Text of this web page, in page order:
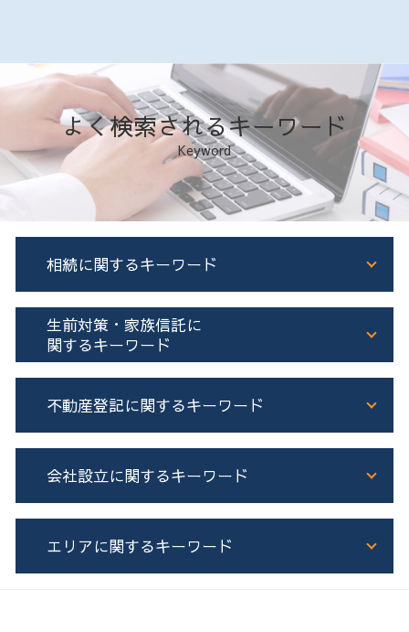
よく検索されるキーワード
Keyword
相続に関するキーワード
相続 司法書士
相続 不動産 名義変更
相続人申告登記 必要書類
遺言書 執行者
不動産 共有名義 相続
株式 相続 名義変更
遺産分割協議証明書 一人が相続
相続 流れ
相続登記 必要書類
司法書士 遺言書
相続
生前対策・家族信託に
関するキーワード
成年後見制度 とは
成年後見制度 費用
家族信託 任意後見 違い
不動産 相続税対策
公正証書遺言 証人
家族信託 認知症発症後
家族信託 不動産
不動産登記に関するキーワード
増築 登記
不動産 個人 売買 司法書士
所有権保存登記
不動産 共有名義
会社設立に関するキーワード
会社設立 登記
会社設立 手続き
エリアに関するキーワード